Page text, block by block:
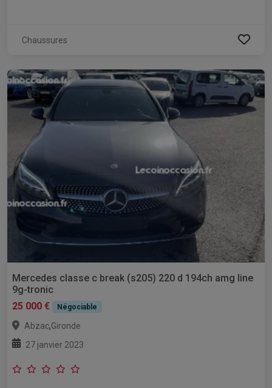
Chaussures
Mercedes classe c break (s205) 220 d 194ch amg line
9g-tronic
25 000 €
Négociable
Abzac,Gironde
27 janvier 2023